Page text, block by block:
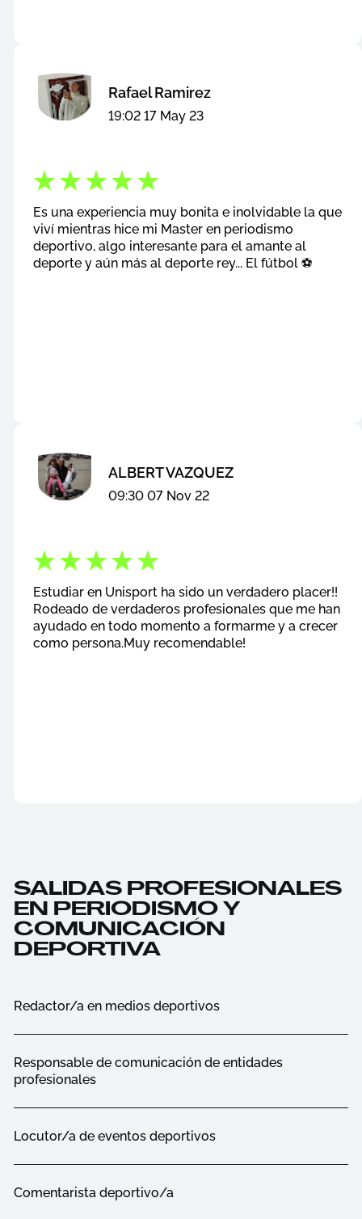
Rafael Ramirez
19:02 17 May 23
Es una experiencia muy bonita e inolvidable la que
viví mientras hice mi Master en periodismo
deportivo, algo interesante para el amante al
deporte y aún más al deporte rey... El fútbol ⚽
ALBERT VAZQUEZ
09:30 07 Nov 22
Estudiar en Unisport ha sido un verdadero placer!!
Rodeado de verdaderos profesionales que me han
ayudado en todo momento a formarme y a crecer
como persona.Muy recomendable!
SALIDAS PROFESIONALES
EN PERIODISMO Y
COMUNICACIÓN
DEPORTIVA
Redactor/a en medios deportivos
Responsable de comunicación de entidades
profesionales
Locutor/a de eventos deportivos
Comentarista deportivo/a